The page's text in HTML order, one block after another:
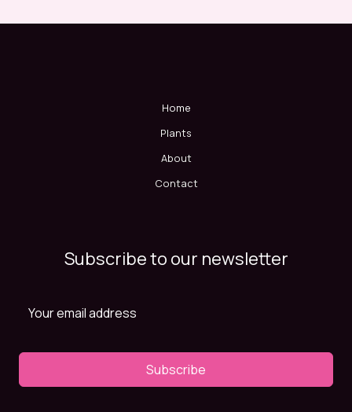
Home
Plants
About
Contact
Subscribe to our newsletter
Subscribe